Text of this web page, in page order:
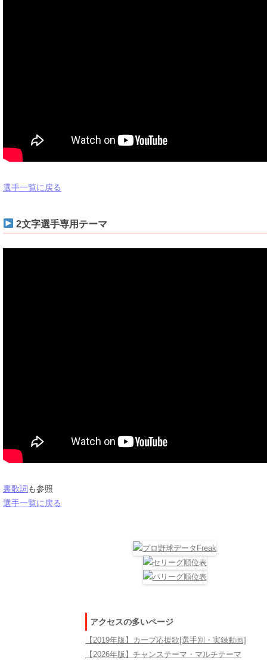
選手一覧に戻る
2文字選手専用テーマ
裏歌詞も参照
選手一覧に戻る
アクセスの多いページ
【2019年版】カープ応援歌[選手別・実録動画]
【2026年版】チャンステーマ・マルチテーマ